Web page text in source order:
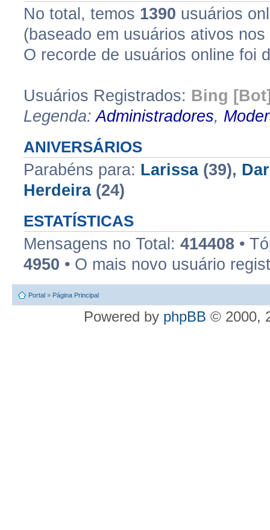
No total, temos 1390 usuários
(baseado em usuários ativos
O recorde de usuários online foi
Usuários Registrados: Bing
Legenda:Administradores,
ANIVERSÁRIOS
Parabéns para: Larissa(39),
Herdeira(24)
ESTATÍSTICAS
Mensagens no Total: 414408•
4950 • O mais novo usuário
Portal » Página Principal
Powered by phpBB © 2000,